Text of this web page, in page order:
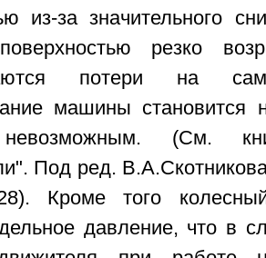
из-за значительного
резко
потери на
машины становится
(См.
Под ред.
Кроме того
давление, что в